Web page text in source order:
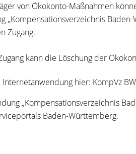
von Ökokonto-Maßnahmen
„Kompensationsverzeichnis
Zugang.
kann die Löschung der
hier: KompVz BW
„Kompensationsverzeichnis
Baden-Württemberg.